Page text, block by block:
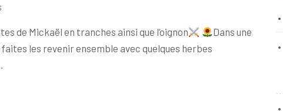
de Mickaël en tranches ainsi que l’oignon
Dans une
les revenir ensemble avec quelques herbes